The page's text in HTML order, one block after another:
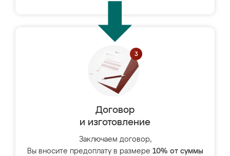
Договор
и изготовление
Заключаем договор,
Вы вносите предоплату в размере 10% от суммы